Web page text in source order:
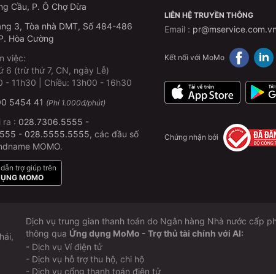
Cầu, P. Ô Chợ Dừa
3, Tòa nhà DMT, Số 484-486
Hòa Cường
việc:
6 (trừ thứ 7, CN, ngày Lễ)
- 11h30 | Chiều: 13h00 - 16h30
5454 41 (Phí 1.000đ/phút)
ra : 028.7306.5555 -
- 028.5555.5555, các đầu số
MOMO.
trợ giúp trên
MOMO
LIÊN HỆ TRUYỀN THÔNG
Email : pr@mservice.com.vn
Kết nối với MoMo
Chứng nhận bởi
Dịch vụ trung gian thanh toán do Ngân hàng Nhà nước cấp
thông qua Ứng dụng MoMo - Trợ thủ tài chính với AI:
- Dịch vụ Ví điện tử
- Dịch vụ hỗ trợ thu hộ, chi hộ
- Dịch vụ cổng thanh toán điện tử